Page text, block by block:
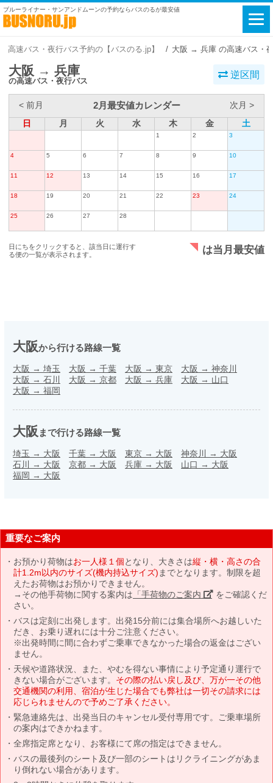
ブルーライナー・サンアンドムーンの予約ならバスのるが最安値
高速バス・夜行バス予約の【バスのる.jp】 大阪 → 兵庫 の高速バス・
大阪 → 兵庫
の高速バス・夜行バス
逆区間
< 前月 2月最安値カレンダー
次月 >
日
月 火 水 木 金 土
1 2 3
4 5 6 7 8 9 10
11 12 13 14 15 16 17
18 19 20 21 22 23 24
25 26 27 28
日にちをクリックすると、該当日に運行す
る便の一覧が表示されます。
は当月最安値
大阪から行ける路線一覧
大阪 → 埼玉 大阪 → 千葉 大阪 → 東京 大阪 → 神奈川
大阪 → 石川 大阪 → 京都 大阪 → 兵庫 大阪 → 山口
大阪 → 福岡
大阪 まで行ける路線一覧
埼玉 → 大阪 千葉 → 大阪 東京 → 大阪 神奈川 → 大阪
石川 → 大阪 京都 → 大阪 兵庫 → 大阪 山口 → 大阪
福岡 → 大阪
重要なご案内
お預かり荷物はお一人様１個となり、大きさは縦・横・高さの合
計1.2m以内のサイズ(機内持込サイズ) までとなります。制限を超
えたお荷物はお預かりできません。
→その他手荷物に関する案内は 「手荷物のご案内」 をご確認くだ
さい。
バスは定刻に出発します。出発15分前には集合場所へお越しいた
だき、お乗り遅れには十分ご注意ください。
※出発時間に間に合わずご乗車できなかった場合の返金はござい
ません。
天候や道路状況、また、やむを得ない事情により予定通り運行で
きない場合がございます。 その際の払い戻し及び、万が一その他
交通機関の利用、宿泊が生じた場合でも弊社は一切その請求には
応じられませんので予めご了承ください。
緊急連絡先は、出発当日のキャンセル受付専用です。ご乗車場所
の案内はできかねます。
全席指定席となり、お客様にて席の指定はできません。
バスの最後列のシート及び一部のシートはリクライニングがあま
り倒れない場合があります。